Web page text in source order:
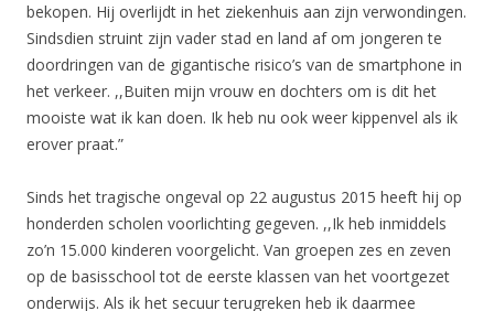
bekopen. Hij overlijdt in het ziekenhuis aan zijn verwondingen.
Sindsdien struint zijn vader stad en land af om jongeren te
doordringen van de gigantische risico’s van de smartphone in
het verkeer. ,,Buiten mijn vrouw en dochters om is dit het
mooiste wat ik kan doen. Ik heb nu ook weer kippenvel als ik
erover praat.”
Sinds het tragische ongeval op 22 augustus 2015 heeft hij op
honderden scholen voorlichting gegeven. ,,Ik heb inmiddels
zo’n 15.000 kinderen voorgelicht. Van groepen zes en zeven
op de basisschool tot de eerste klassen van het voortgezet
onderwijs. Als ik het secuur terugreken heb ik daarmee